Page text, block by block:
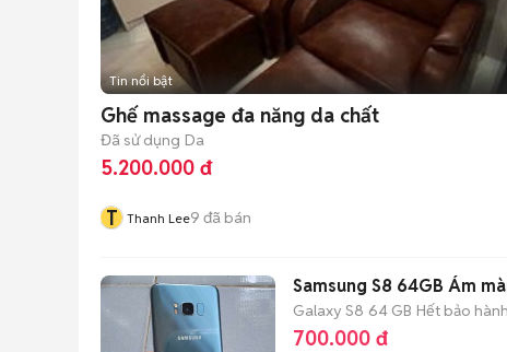
Tin nổi bật
Ghế massage đa năng da chất
Đã sử dụng Da
5.200.000 đ
T Thanh Lee9 đã bán
Samsung S8 64GB Ám
Galaxy S8 64 GB Hết bảo hành
700.000 đ